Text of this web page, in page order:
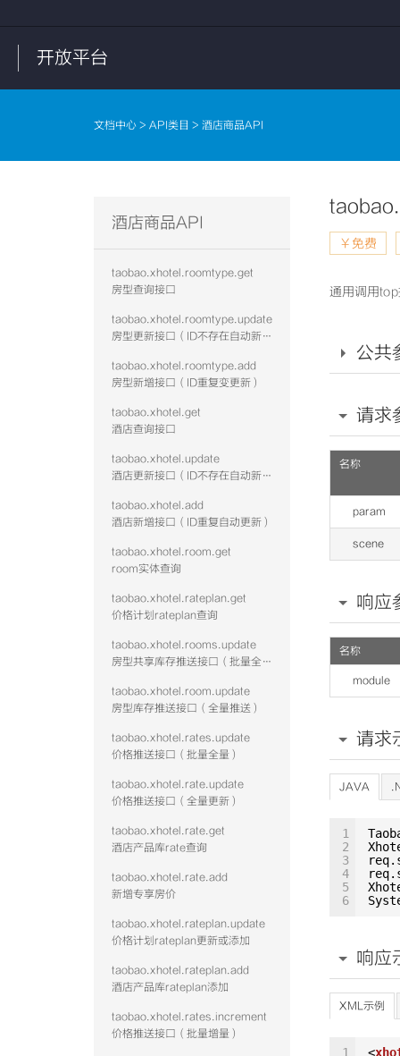
开放平台
文档中心 > API类目 > 酒店商品API
酒店商品API
taobao.xhotel.roomtype.get
房型查询接口
taobao.xhotel.roomtype.update
房型更新接口（ID不存在自动新增）
taobao.xhotel.roomtype.add
房型新增接口（ID重复变更新）
taobao.xhotel.get
酒店查询接口
taobao.xhotel.update
酒店更新接口（ID不存在自动新增）
taobao.xhotel.add
酒店新增接口（ID重复自动更新）
taobao.xhotel.room.get
room实体查询
taobao.xhotel.rateplan.get
价格计划rateplan查询
taobao.xhotel.rooms.update
房型共享库存推送接口（批量全量）
taobao.xhotel.room.update
房型库存推送接口（全量推送）
taobao.xhotel.rates.update
价格推送接口（批量全量）
taobao.xhotel.rate.update
价格推送接口（全量更新）
taobao.xhotel.rate.get
酒店产品库rate查询
taobao.xhotel.rate.add
新增专享房价
taobao.xhotel.rateplan.update
价格计划rateplan更新或添加
taobao.xhotel.rateplan.add
酒店产品库rateplan添加
taobao.xhotel.rates.increment
价格推送接口（批量增量）
￥免费
通用调用
公共
请求
名称
param
scene
响应
名称
module
请求
JAVA
1
2
3
4
5
6
响应
XML示例
1
<